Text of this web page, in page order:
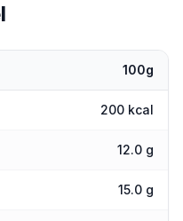
100g
200 kcal
12.0 g
15.0 g